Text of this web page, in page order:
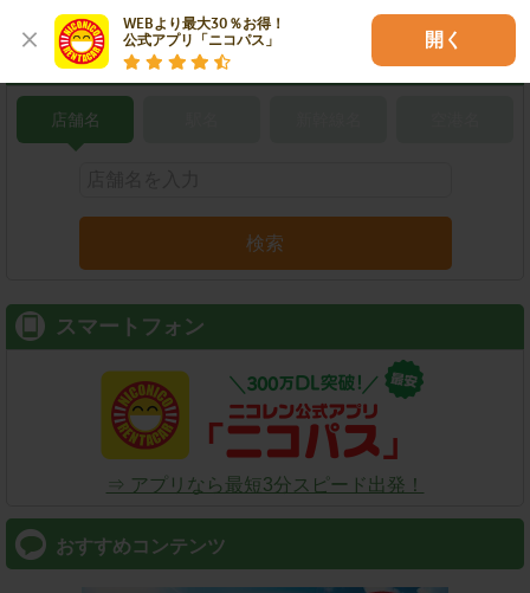
WEBより最大30％お得！
公式アプリ「ニコパス」
開く
こだわり条件で検索
店舗名
検索
スマートフォン
⇒ アプリなら最短3分スピード出発！
おすすめコンテンツ